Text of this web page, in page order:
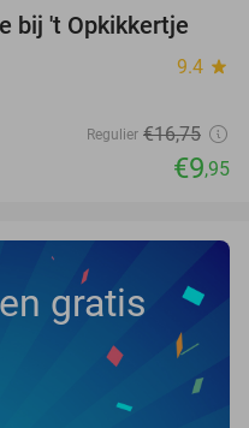
41%
bij 't Opkikkertje
9.4 star
Regulier €16,75
€9,95
gratis